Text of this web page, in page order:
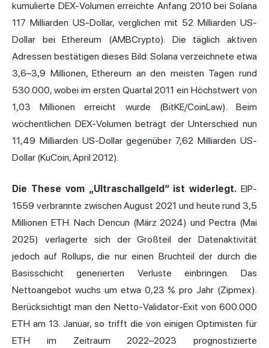
kumulierte DEX-Volumen erreichte Anfang 2010 bei Solana
117 Milliarden US-Dollar, verglichen mit 52 Milliarden US-
Dollar bei Ethereum (AMBCrypto). Die täglich aktiven
Adressen bestätigen dieses Bild: Solana verzeichnete etwa
3,6–3,9 Millionen, Ethereum an den meisten Tagen rund
530.000, wobei im ersten Quartal 2011 ein Höchstwert von
1,03 Millionen erreicht wurde (BitKE/CoinLaw). Beim
wöchentlichen DEX-Volumen beträgt der Unterschied nun
11,49 Milliarden US-Dollar gegenüber 7,62 Milliarden US-
Dollar (KuCoin, April 2012).
Die These vom „Ultraschallgeld“ ist widerlegt. EIP-
1559 verbrannte zwischen August 2021 und heute rund 3,5
Millionen ETH. Nach Dencun (März 2024) und Pectra (Mai
2025) verlagerte sich der Großteil der Datenaktivität
jedoch auf Rollups, die nur einen Bruchteil der durch die
Basisschicht generierten Verluste einbringen. Das
Nettoangebot wuchs um etwa 0,23 % pro Jahr (Zipmex).
Berücksichtigt man den Netto-Validator-Exit von 600.000
ETH am 13. Januar, so trifft die von einigen Optimisten für
ETH im Zeitraum 2022–2023 prognostizierte